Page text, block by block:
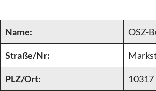
Name: OSZ-
Straße/Nr:
PLZ/Ort: